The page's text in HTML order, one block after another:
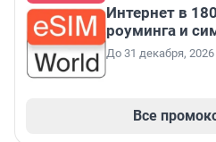
Интернет в
роуминга и
До 31 декабря, 2026
Все